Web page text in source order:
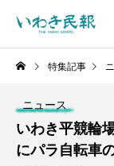
特集記事
ニュース
いわき平競輪
にパラ自転車